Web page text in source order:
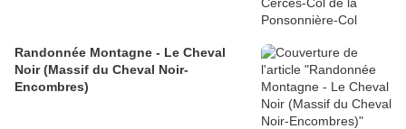
Randonnée Montagne - Le Cheval
Noir (Massif du Cheval Noir-
Encombres)